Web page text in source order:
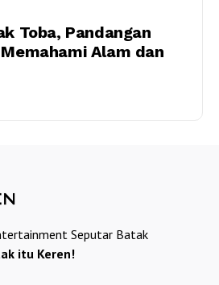
Toba, Pandangan
Alam dan
Seputar Batak
itu Keren!